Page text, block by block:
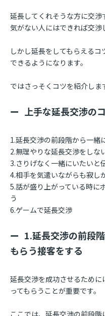
延長してくれそうな方に交
気がない人にはできれば交渉
しかし延長をしてもらえる
できるようになります。
ではさっそくコツを紹介しま
上手な延長交渉の
1.延長交渉の前段階から一緒
2.無理やりな延長交渉をしな
3.さりげなく一緒にいたいと
4.相手を気遣いながらも寂し
5.話が盛り上がっている時に
う
6.ゲームで延長交渉
1.延長交渉の前段
もらう接客をする
延長交渉を成功させるため
ってもらうことが重要です。